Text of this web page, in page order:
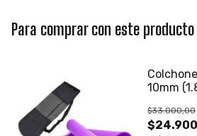
Para comprar con este producto
10mm
$33.000,00